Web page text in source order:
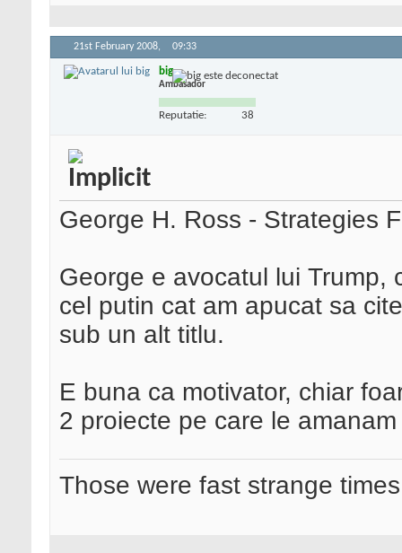
21st February 2008, 09:33
big
Ambasador
Reputatie: 38
George H. Ross - Strategies
George e avocatul lui Trump,
cel putin cat am apucat sa
sub un alt titlu.
E buna ca motivator, chiar
2 proiecte pe care le
Those were fast strange